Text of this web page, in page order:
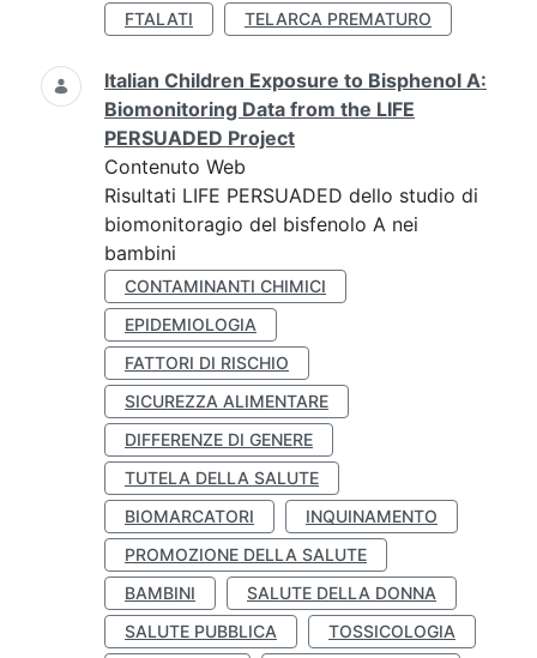
FTALATI
TELARCA PREMATURO
Italian Children Exposure to Bisphenol A:
Biomonitoring Data from the LIFE
PERSUADED Project
Contenuto Web
Risultati LIFE PERSUADED dello studio di
biomonitoragio del bisfenolo A nei
bambini
CONTAMINANTI CHIMICI
EPIDEMIOLOGIA
FATTORI DI RISCHIO
SICUREZZA ALIMENTARE
DIFFERENZE DI GENERE
TUTELA DELLA SALUTE
BIOMARCATORI
INQUINAMENTO
PROMOZIONE DELLA SALUTE
BAMBINI
SALUTE DELLA DONNA
SALUTE PUBBLICA
TOSSICOLOGIA